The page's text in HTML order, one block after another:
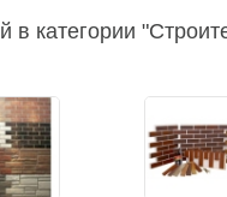
в категории